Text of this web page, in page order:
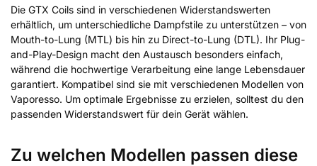
Die GTX Coils sind in verschiedenen Widerstandswerten
erhältlich, um unterschiedliche Dampfstile zu unterstützen – von
Mouth-to-Lung (MTL) bis hin zu Direct-to-Lung (DTL). Ihr Plug-
and-Play-Design macht den Austausch besonders einfach,
während die hochwertige Verarbeitung eine lange Lebensdauer
garantiert. Kompatibel sind sie mit verschiedenen Modellen von
Vaporesso. Um optimale Ergebnisse zu erzielen, solltest du den
passenden Widerstandswert für dein Gerät wählen.
Zu welchen Modellen passen diese